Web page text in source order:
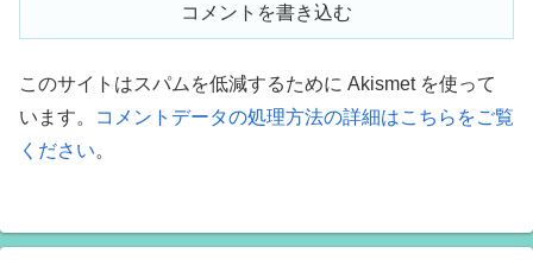
コメントを書き込む
このサイトはスパムを低減するために Akismet を使って
います。
コメントデータの処理方法の詳細はこちらをご覧
ください。